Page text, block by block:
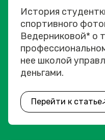
История
спортивного
Ведерниковой* о
нее школой
деньгами.
Перейти к статье